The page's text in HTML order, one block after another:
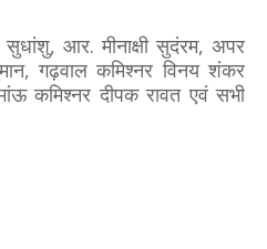
आर. मीनाक्षी सुदंरम, अपर
गढ़वाल कमिश्नर विनय शंकर
कमिश्नर दीपक रावत एवं सभी